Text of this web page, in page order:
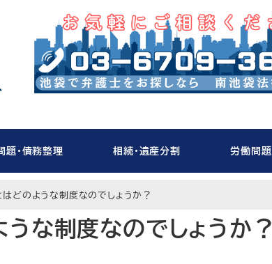
題・債務整理 相続・遺産分割 労働問題
はどのような制度なのでしょうか？
うな制度なのでしょうか？